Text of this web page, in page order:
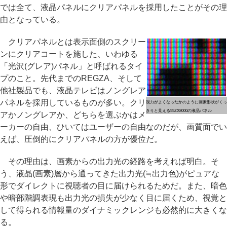
では全て、液晶パネルにクリアパネルを採用したことがその理
由となっている。
視力がよくなったかのように画素形状がくっ
きりと見える55ZX8000の液晶パネル
クリアパネルとは表示面側のスクリー
ンにクリアコートを施した、いわゆる
「光沢(グレア)パネル」と呼ばれるタイ
プのこと。先代までのREGZA、そして
他社製品でも、液晶テレビはノングレア
パネルを採用しているものが多い。クリ
アかノングレアか、どちらを選ぶかはメ
ーカーの自由、ひいてはユーザーの自由なのだが、画質面でい
えば、圧倒的にクリアパネルの方が優位だ。
その理由は、画素からの出力光の経路を考えれば明白。そ
う、液晶(画素)層から通ってきた出力光(≒出力色)がピュアな
形でダイレクトに視聴者の目に届けられるためだ。また、暗色
や暗部階調表現も出力光の損失が少なく目に届くため、視覚と
して得られる情報量のダイナミックレンジも必然的に大きくな
る。